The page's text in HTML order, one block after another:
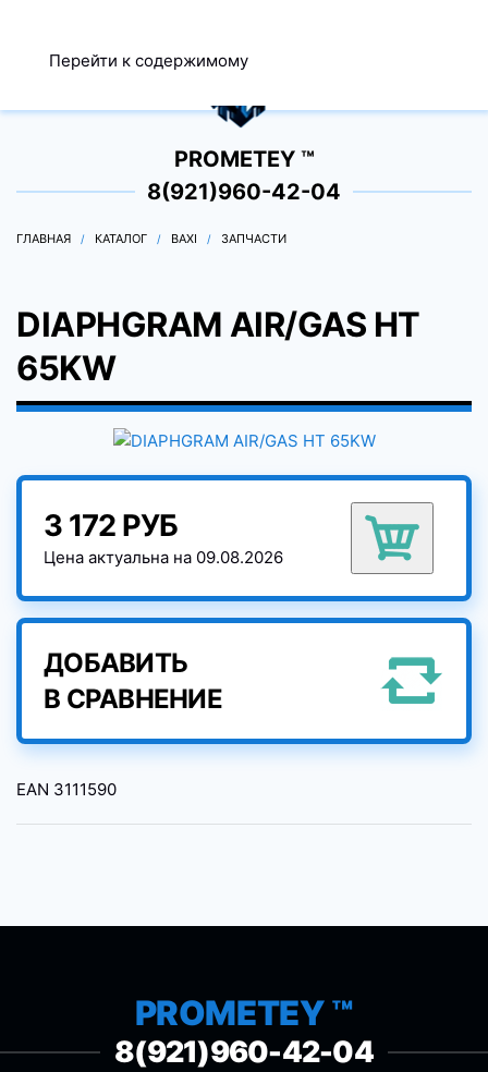
Перейти к содержимому
0
PROMETEY ™
8(921)960-42-04
ГЛАВНАЯ КАТАЛОГ BAXI ЗАПЧАСТИ
DIAPHGRAM AIR/GAS HT
65KW
3 172 РУБ
Цена актуальна на 09.08.2026
ДОБАВИТЬ
В СРАВНЕНИЕ
EAN 3111590
PROMETEY ™
8(921)960-42-04